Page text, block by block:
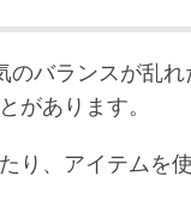
のバランスが乱
があります。
り、アイテムを